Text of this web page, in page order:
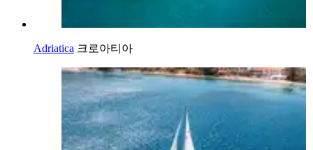
Adriatica 크로아티아